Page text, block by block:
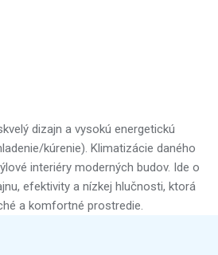
dizajn a vysokú energetickú
kúrenie). Klimatizácie daného
interiéry moderných budov. Ide o
efektivity a nízkej hlučnosti, ktorá
a komfortné prostredie.